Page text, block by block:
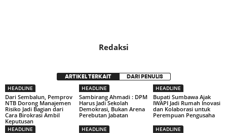
Redaksi
ARTIKEL TERKAIT DARI PENULIS
HEADLINE
Dari Sembalun, Pemprov
NTB Dorong Manajemen
Risiko Jadi Bagian dari
Cara Birokrasi Ambil
Keputusan
HEADLINE
Sambirang Ahmadi : DPM
Harus Jadi Sekolah
Demokrasi, Bukan Arena
Perebutan Jabatan
HEADLINE
Bupati Sumbawa Ajak
IWAPI Jadi Rumah Inovasi
dan Kolaborasi untuk
Perempuan Pengusaha
HEADLINE HEADLINE HEADLINE